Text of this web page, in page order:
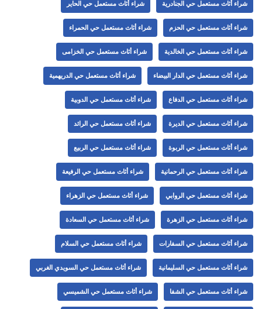
شراء أثاث مستعمل حي الجنادرية شراء أثاث مستعمل حي الحاير
شراء أثاث مستعمل حي الحزم شراء أثاث مستعمل حي الحمراء
شراء أثاث مستعمل حي الخالدية شراء أثاث مستعمل حي الخزامى
شراء أثاث مستعمل حي الدار البيضاء شراء أثاث مستعمل حي الدريهمية
شراء أثاث مستعمل حي الدفاع شراء أثاث مستعمل حي الدوبية
شراء أثاث مستعمل حي الديرة شراء أثاث مستعمل حي الرائد
شراء أثاث مستعمل حي الربوة شراء أثاث مستعمل حي الربيع
شراء أثاث مستعمل حي الرحمانية شراء أثاث مستعمل حي الرفيعة
شراء أثاث مستعمل حي الروابي شراء أثاث مستعمل حي الزهراء
شراء أثاث مستعمل حي الزهرة شراء أثاث مستعمل حي السعادة
شراء أثاث مستعمل حي السفارات شراء أثاث مستعمل حي السلام
شراء أثاث مستعمل حي السليمانية شراء أثاث مستعمل حي السويدي الغربي
شراء أثاث مستعمل حي الشفا شراء أثاث مستعمل حي الشميسي